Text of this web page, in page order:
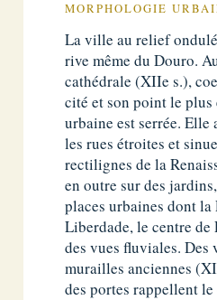
MORPHOLOGIE
La ville au relief ondulé
rive même du Douro.
cathédrale (XIIe s.),
cité et son point le plus
urbaine est serrée. Elle
les rues étroites et
rectilignes de la
en outre sur des
places urbaines dont la
Liberdade, le centre de
des vues fluviales. Des
murailles anciennes
des portes rappellent